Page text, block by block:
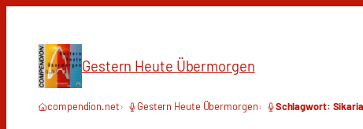
springen
Gestern Heute Übermorgen
compendion.net Gestern Heute Übermorgen Schlagwort: